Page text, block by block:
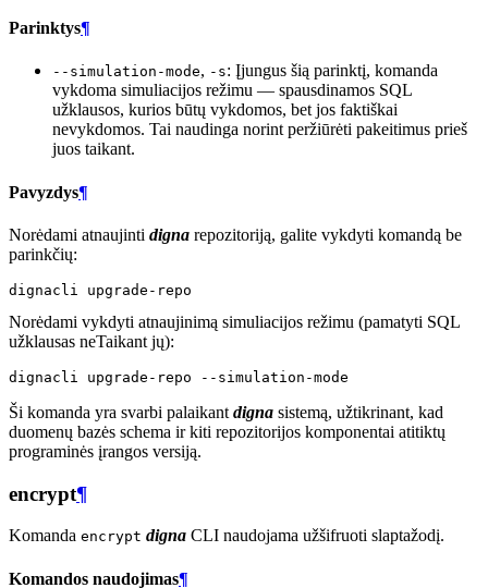
Parinktys¶
--simulation-mode, -s: Įjungus šią parinktį, komanda
vykdoma simuliacijos režimu — spausdinamos SQL
užklausos, kurios būtų vykdomos, bet jos faktiškai
nevykdomos. Tai naudinga norint peržiūrėti pakeitimus prieš
juos taikant.
Pavyzdys¶
Norėdami atnaujinti digna repozitoriją, galite vykdyti komandą be
parinkčių:
dignacli
Norėdami vykdyti atnaujinimą simuliacijos režimu (pamatyti SQL
užklausas neTaikant jų):
dignacli upgrade-repo
Ši komanda yra svarbi palaikant digna sistemą, užtikrinant, kad
duomenų bazės schema ir kiti repozitorijos komponentai atitiktų
programinės įrangos versiją.
encrypt¶
Komanda encrypt digna CLI naudojama užšifruoti slaptažodį.
Komandos naudojimas¶